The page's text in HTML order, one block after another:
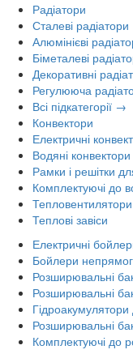
Радіатори
Сталеві радіатори
Алюмінієві
Біметалеві
Декоративні
Регулююча
Всі підкатегорії →
Конвектори
Електричні
Водяні конвектори
Рамки і решітки
Комплектуючі до
Тепловентилятори
Теплові завіси
Електричні
Бойлери
Розширювальні
Розширювальні
Розширювальні
Комплектуючі до